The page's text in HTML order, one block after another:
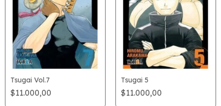
Tsugai Vol.7
$11.000,00
Tsugai 5
$11.000,00